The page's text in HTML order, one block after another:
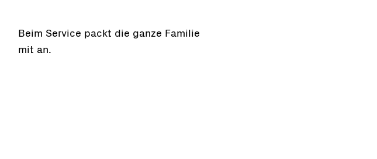
Beim Service packt die ganze Familie
mit an.